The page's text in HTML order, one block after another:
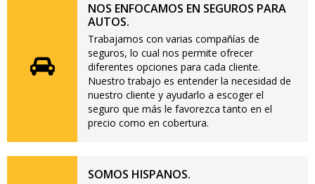
NOS ENFOCAMOS EN SEGUROS PARA
AUTOS.
Trabajamos con varias compañías de
seguros, lo cual nos permite ofrecer
diferentes opciones para cada cliente.
Nuestro trabajo es entender la necesidad de
nuestro cliente y ayudarlo a escoger el
seguro que más le favorezca tanto en el
precio como en cobertura.
SOMOS HISPANOS.